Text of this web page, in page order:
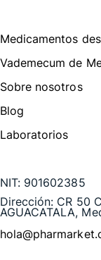
Medicamentos
Vademecum de
Sobre nosotros
Blog
Laboratorios
NIT: 901602385
Dirección: CR 50
AGUACATALA,